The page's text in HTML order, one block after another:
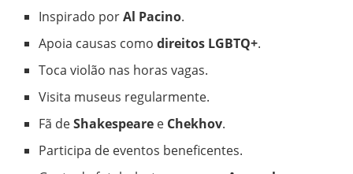
Inspirado porAl Pacino.
Apoia causas comodireitos LGBTQ+.
Toca violão nas horas vagas.
Visita museus regularmente.
Fã deShakespeare e Chekhov.
Participa de eventos beneficentes.